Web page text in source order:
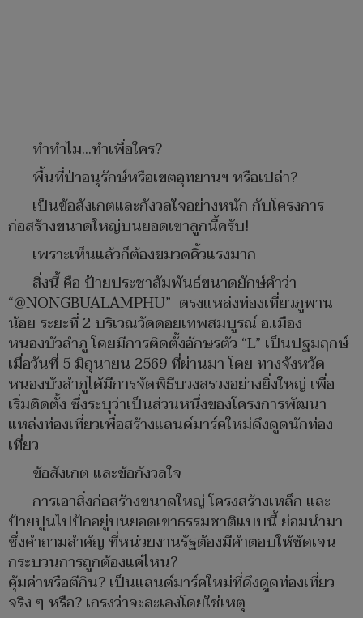
ทำทำไม...ทำเพื่อใคร?
พื้นที่ป่าอนุรักษ์หรือเขตอุทยานฯ หรือเปล่า?
เป็นข้อสังเกตและกังวลใจอย่างหนัก กับโครงการ
ก่อสร้างขนาดใหญ่บนยอดเขาลูกนี้ครับ!
เพราะเห็นแล้วก็ต้องขมวดคิ้วแรงมาก
สิ่งนี้ คือ ป้ายประชาสัมพันธ์ขนาดยักษ์คำว่า
“@NONGBUALAMPHU” ตรงแหล่งท่องเที่ยวภูพาน
น้อย ระยะที่ 2 บริเวณวัดดอยเทพสมบูรณ์ อ.เมือง
หนองบัวลำภู โดยมีการติดตั้งอักษรตัว “L” เป็นปฐมฤกษ์
เมื่อวันที่ 5 มิถุนายน 2569 ที่ผ่านมา โดย ทางจังหวัด
หนองบัวลำภูได้มีการจัดพิธีบวงสรวงอย่างยิ่งใหญ่ เพื่อ
เริ่มติดตั้ง ซึ่งระบุว่าเป็นส่วนหนึ่งของโครงการพัฒนา
แหล่งท่องเที่ยวเพื่อสร้างแลนด์มาร์คใหม่ดึงดูดนักท่อง
เที่ยว
ข้อสังเกต และข้อกังวลใจ
การเอาสิ่งก่อสร้างขนาดใหญ่ โครงสร้างเหล็ก และ
ป้ายปูนไปปักอยู่บนยอดเขาธรรมชาติแบบนี้ ย่อมนำมา
ซึ่งคำถามสำคัญ ที่หน่วยงานรัฐต้องมีคำตอบให้ชัดเจน
กระบวนการถูกต้องแค่ไหน?
คุ้มค่าหรือตีกิน? เป็นแลนด์มาร์คใหม่ที่ดึงดูดท่องเที่ยว
จริง ๆ หรือ? เกรงว่าจะละเลงโดยใช่เหตุ